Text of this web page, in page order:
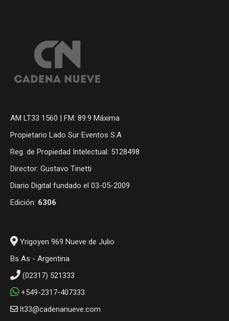
AM LT33 1560 | FM: 89.9 Máxima
Propietario Lado Sur Eventos S.A
Reg. de Propiedad Intelectual: 5128498
Director: Gustavo Tinetti
Diario Digital fundado el 03-05-2009
Edición: 6306
Yrigoyen 969 Nueve de Julio
Bs As - Argentina
(02317) 521333
+549-2317-407333
lt33@cadenanueve.com